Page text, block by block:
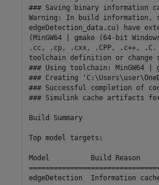
### Saving binary information
Warning: In build information,
edgeDetection_data.cu) have
(MinGW64 | gmake (64-bit
.cc, .cp, .cxx, .CPP, .c++, .C.
toolchain definition or change
### Using toolchain: MinGW64 |
### Creating
### Successful completion of
### Simulink cache artifacts for
Build Summary
Top model targets:
Model          Build
edgeDetection  Information